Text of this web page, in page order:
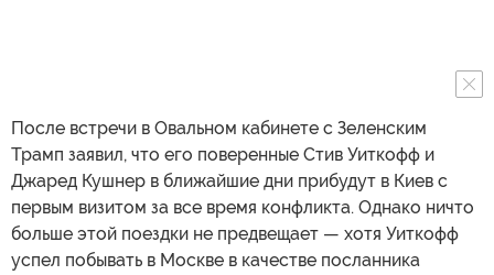
После встречи в Овальном кабинете с Зеленским
Трамп заявил, что его поверенные Стив Уиткофф и
Джаред Кушнер в ближайшие дни прибудут в Киев с
первым визитом за все время конфликта. Однако ничто
больше этой поездки не предвещает — хотя Уиткофф
успел побывать в Москве в качестве посланника